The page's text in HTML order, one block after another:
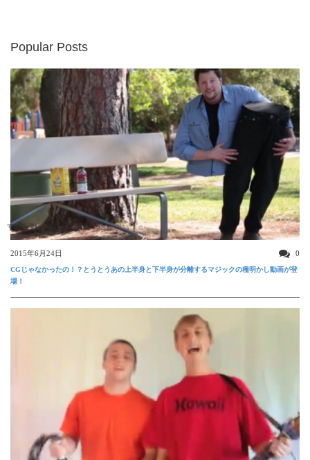
Popular Posts
すごい動画
2015年6月24日 0
CGじゃなかったの！？とうとうあの上半身と下半身が分離するマジックの種明かし動画が登
場！